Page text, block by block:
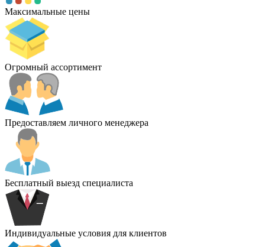
Максимальные цены
Огромный ассортимент
Предоставляем личного менеджера
Бесплатный выезд специалиста
Индивидуальные условия для клиентов